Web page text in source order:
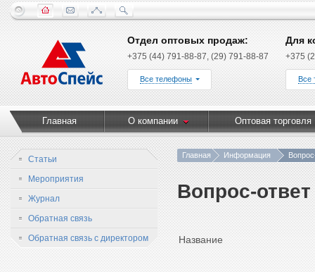
Отдел оптовых продаж:
+375 (44) 791-88-87, (29) 791-88-87
Все телефоны
Для
+375
Все
Главная О компании Оптовая торговля
Статьи
Мероприятия
Журнал
Обратная связь
Обратная связь с директором
Главная Информация
Вопрос-ответ
Название